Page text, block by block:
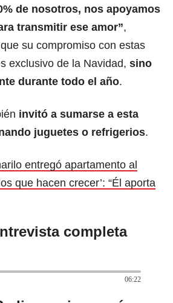
de nosotros, nos apoyamos
transmitir ese amor”,
su compromiso con estas
exclusivo de la Navidad, sino
durante todo el año.
invitó a sumarse a esta
juguetes o refrigerios.
entregó apartamento al
que hacen crecer’: “Él aporta
completa
06:22